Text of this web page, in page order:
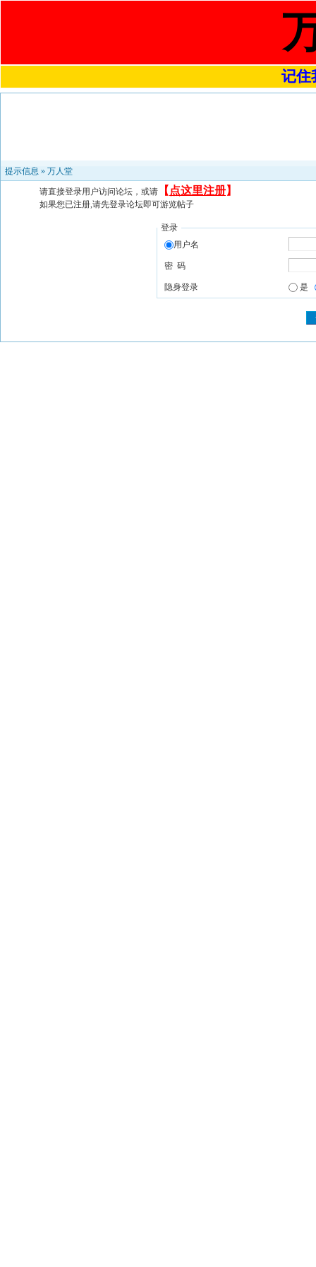
记住
提示信息 » 万人堂
请直接登录用户访问论坛，或请 【 点这里注册】
如果您已注册,请先登录论坛即可游览帖子
登录
用户名
密 码
隐身登录 是